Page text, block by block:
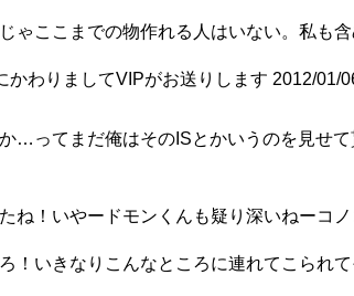
ゃここまでの物作れる人はいない。私も含
かわりましてVIPがお送りします 2012/01/
…ってまだ俺はそのISとかいうのを見せ
ね！いやードモンくんも疑り深いねーコノ
！いきなりこんなところに連れてこられ